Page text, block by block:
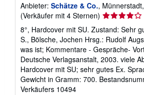
Anbieter: Schätze & Co.,
(Verkäufer mit 4 Sternen)
4
von
5
Sternen
8°, Hardcover mit SU. Zustand: Sehr
S., Bölsche, Jochen Hrsg.: Rudolf
was ist; Kommentare - Gespräche-
Deutsche Verlagsanstalt, 2003. viele
Hardcover mit SU; sehr gutes Ex.
Gewicht in Gramm: 700.
Verkäufers 10494